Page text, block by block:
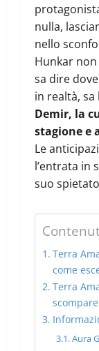
nulla,
nello
Hunkar
sa dire
in realtà,
Demir, la
stagione e
Le
l’entrata in
suo
Terra
come
Terra
Aura